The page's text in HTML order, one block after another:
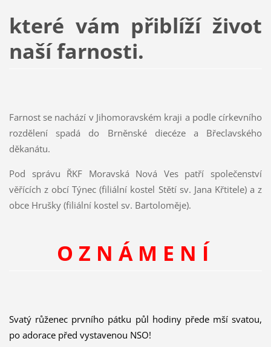
které vám přiblíží život
naší farnosti.
Farnost se nachází v Jihomoravském kraji a podle církevního
rozdělení spadá do Brněnské diecéze a Břeclavského
děkanátu.
Pod správu ŘKF Moravská Nová Ves patří společenství
věřících z obcí Týnec (filiální kostel Stětí sv. Jana Křtitele) a z
obce Hrušky (filiální kostel sv. Bartoloměje).
O Z N Á M E N Í
Svatý růženec prvního pátku půl hodiny přede mší svatou,
po adorace před vystavenou NSO!